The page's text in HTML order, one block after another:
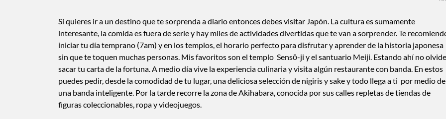
Si quieres ir a un destino que te sorprenda a diario entonces debes visitar Japón. La cultura es sumamente
interesante, la comida es fuera de serie y hay miles de actividades divertidas que te van a sorprender. Te
iniciar tu día temprano (7am) y en los templos, el horario perfecto para disfrutar y aprender de la historia japonesa
sin que te toquen muchas personas. Mis favoritos son el templo Sensō-ji y el santuario Meiji. Estando ahí no
sacar tu carta de la fortuna. A medio día vive la experiencia culinaria y visita algún restaurante con banda. En estos
puedes pedir, desde la comodidad de tu lugar, una deliciosa selección de nigiris y sake y todo llega a ti por medio de
una banda inteligente. Por la tarde recorre la zona de Akihabara, conocida por sus calles repletas de tiendas de
figuras coleccionables, ropa y videojuegos.